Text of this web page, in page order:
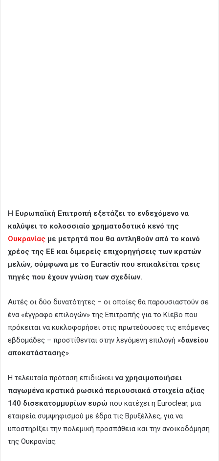
Η Ευρωπαϊκή Επιτροπή εξετάζει το ενδεχόμενο να
καλύψει το κολοσσιαίο χρηματοδοτικό κενό της
Ουκρανίας με μετρητά που θα αντληθούν από το κοινό
χρέος της ΕΕ και διμερείς επιχορηγήσεις των κρατών
μελών, σύμφωνα με το Euractiv που επικαλείται τρεις
πηγές που έχουν γνώση των σχεδίων.
Αυτές οι δύο δυνατότητες – οι οποίες θα παρουσιαστούν σε
ένα «έγγραφο επιλογών» της Επιτροπής για το Κίεβο που
πρόκειται να κυκλοφορήσει στις πρωτεύουσες τις επόμενες
εβδομάδες – προστίθενται στην λεγόμενη επιλογή «δανείου
αποκατάστασης».
Η τελευταία πρόταση επιδιώκει να χρησιμοποιήσει
παγωμένα κρατικά ρωσικά περιουσιακά στοιχεία αξίας
140 δισεκατομμυρίων ευρώ που κατέχει η Euroclear, μια
εταιρεία συμψηφισμού με έδρα τις Βρυξέλλες, για να
υποστηρίξει την πολεμική προσπάθεια και την ανοικοδόμηση
της Ουκρανίας.